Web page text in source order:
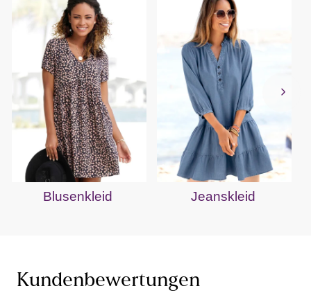
Blusenkleid Jeanskleid
Kundenbewertungen